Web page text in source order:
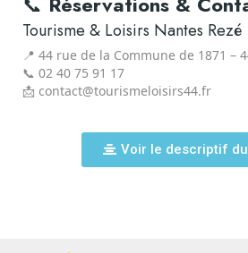
Tourisme & Loisirs Nantes Rezé
📍 44 rue de la Commune de 1871 –
📞 02 40 75 91 17
📩 contact@tourismeloisirs44.fr
Voir le descriptif